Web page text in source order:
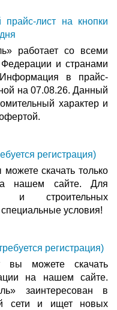
прайс-лист на кнопки
работает со всеми
и странами
в прайс-
на 07.08.26. Данный
характер и
регистрация)
скачать только
нашем сайте. Для
и строительных
условия!
регистрация)
вы можете скачать
на нашем сайте.
заинтересован в
сети и ищет новых